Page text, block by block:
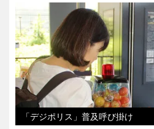
「デジポリス」普及呼び掛け